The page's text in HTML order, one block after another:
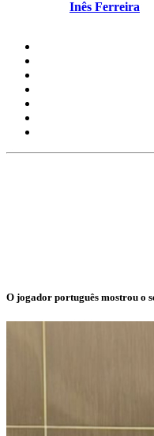
Inês Ferreira
O jogador português mostrou o